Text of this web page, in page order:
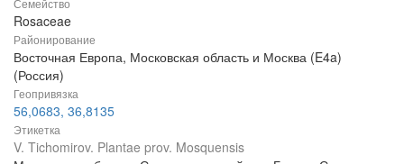
Rosaceae
Районирование
Восточная Европа, Московская область и Москва (E4a)
(Россия)
Геопривязка
56,0683, 36,8135
Этикетка
V. Tichomirov. Plantae prov. Mosquensis